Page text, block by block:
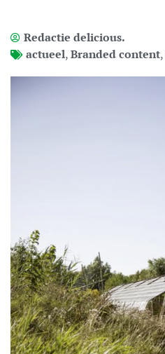
Redactie delicious.
actueel,Branded content,